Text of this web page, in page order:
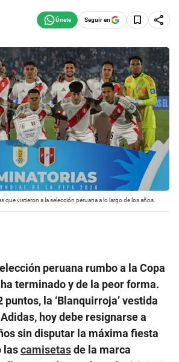
Seguir en
que vistieron a la selección peruana a lo largo de los años.
peruana rumbo a la Copa
terminado y de la peor forma.
la ‘Blanquirroja’ vestida
hoy debe resignarse a
sin disputar la máxima fiesta
lascamisetasde la marca